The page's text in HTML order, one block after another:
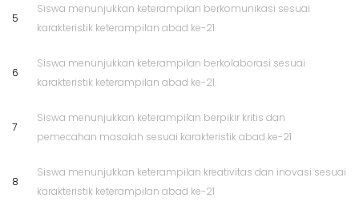
5
Siswa menunjukkan keterampilan berkomunikasi sesuai
karakteristik keterampilan abad ke-21
6
Siswa menunjukkan keterampilan berkolaborasi sesuai
karakteristik keterampilan abad ke-21.
7
Siswa menunjukkan keterampilan berpikir kritis dan
pemecahan masalah sesuai karakteristik abad ke-21
8
Siswa menunjukkan keterampilan kreativitas dan inovasi sesuai
karakteristik keterampilan abad ke-21